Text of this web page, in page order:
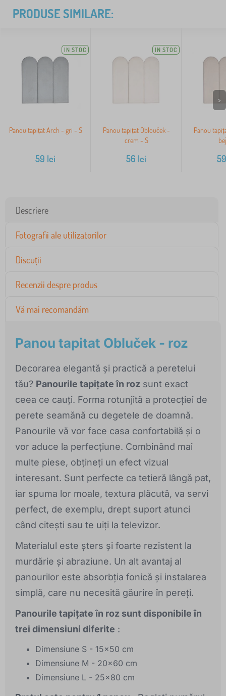
PRODUSE SIMILARE:
IN STOC
Panou tapițat Arch - gri - S
59 lei
IN STOC
Panou tapițat Oblouček -
crem - S
56 lei
Panou
59
>
Descriere
Fotografii ale utilizatorilor
Discuții
Recenzii despre produs
Vă mai recomandăm
Panou tapitat Obluček - roz
Decorarea elegantă și practică a peretelui
tău? Panourile tapițate în roz sunt exact
ceea ce cauți. Forma rotunjită a protecției de
perete seamănă cu degetele de doamnă.
Panourile vă vor face casa confortabilă și o
vor aduce la perfecțiune. Combinând mai
multe piese, obțineți un efect vizual
interesant. Sunt perfecte ca tetieră lângă pat,
iar spuma lor moale, textura plăcută, va servi
perfect, de exemplu, drept suport atunci
când citești sau te uiți la televizor.
Materialul este șters și foarte rezistent la
murdărie și abraziune. Un alt avantaj al
panourilor este absorbția fonică și instalarea
simplă, care nu necesită găurire în pereți.
Panourile tapițate în roz sunt disponibile în
trei dimensiuni diferite :
Dimensiune S - 15x50 cm
Dimensiune M - 20x60 cm
Dimensiune L - 25x80 cm